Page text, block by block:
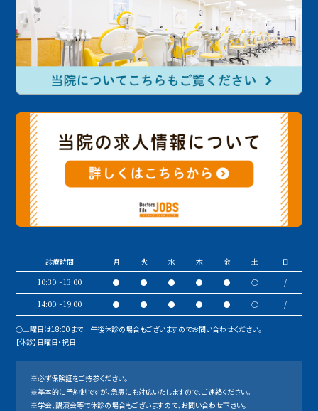
診療時間 月 火 水 木 金 土
日
10:30〜13:00
● ● ● ● ● ○ /
14:00～19:00 ● ● ● ● ● ○ /
○土曜日は18:00まで 午後休診の場合もございますのでお問い合わせください。
【休診】日曜日・祝日
※必ず保険証をご持参ください。
※基本的に予約制ですが、急患にも対応いたしますので、ご連絡ください。
※学会、講演会等で休診の場合もございますので、お問い合わせ下さい。